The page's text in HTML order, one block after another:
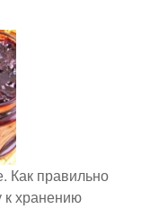
Как правильно
к хранению